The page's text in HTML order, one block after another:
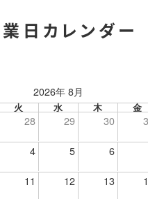
日カレンダー
2026年 8月
火 水 木 金
28 29 30
4 5 6
11 12 13